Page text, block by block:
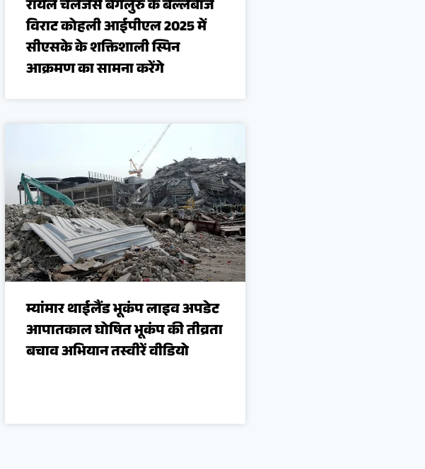
रॉयल चैलेंजर्स बेंगलुरु के बल्लेबाज
विराट कोहली आईपीएल 2025 में
सीएसके के शक्तिशाली स्पिन
आक्रमण का सामना करेंगे
म्यांमार थाईलैंड भूकंप लाइव अपडेट
आपातकाल घोषित भूकंप की तीव्रता
बचाव अभियान तस्वीरें वीडियो